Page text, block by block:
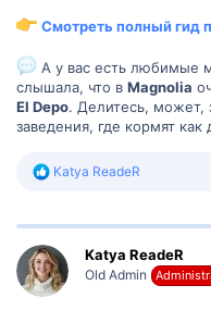
Смотреть полный гид
А у вас есть любимые
слышала, что в Magnolia
El Depo. Делитесь, может,
заведения, где кормят как
Р
к
и
и
:
Katya ReadeR
Katya ReadeR
Old Admin